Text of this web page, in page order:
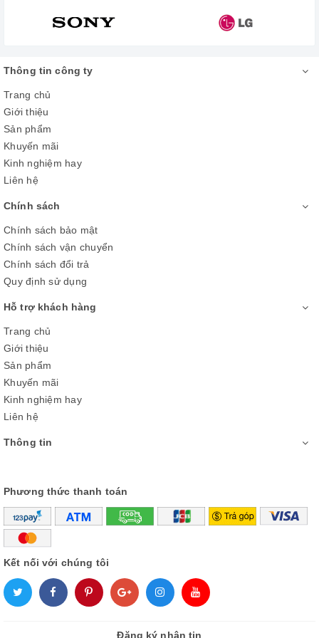
Động cơ truyền động trực tiếp được
trang bị ở cả 2 máy giặt chính và phụ
trực tiếp trên cả 2 máy giặt chính và phụ, máy giặt LG
TWINWash Inverter FG1405H3W1 & TG2402NTWW không chỉ
có khả năng vận hành êm ái, không gây tiếng động ồn ào mà
nó còn vận hành vô cùng bền bỉ, ổn định, tiết kiệm điện năng
đáng kể cho gia đình bạn.
Công nghệ giặt 6 chuyển động chăm
sóc tốt hơn cho sợi vải
Không chỉ giặt sạch hiệu quả, công nghệ giặt 6 chuyển
động trên máy giặt LG được mô phỏng theo bàn tay con
người. Nhờ vậy, những chiếc quần áo của bạn sẽ được chăm
sóc tối ưu và luôn bền đẹp như mới với thời gian.
Thông tin công ty
Trang chủ
Giới thiệu
Sản phẩm
Khuyến mãi
Kinh nghiệm hay
Liên hệ
Chính sách
Chính sách bảo mật
Chính sách vận chuyển
Chính sách đổi trả
Quy định sử dụng
Hỗ trợ khách hàng
Trang chủ
Giới thiệu
Sản phẩm
Khuyến mãi
Kinh nghiệm hay
Liên hệ
Thông tin
Phương thức thanh toán
Kết nối với chúng tôi
Đăng ký nhận tin